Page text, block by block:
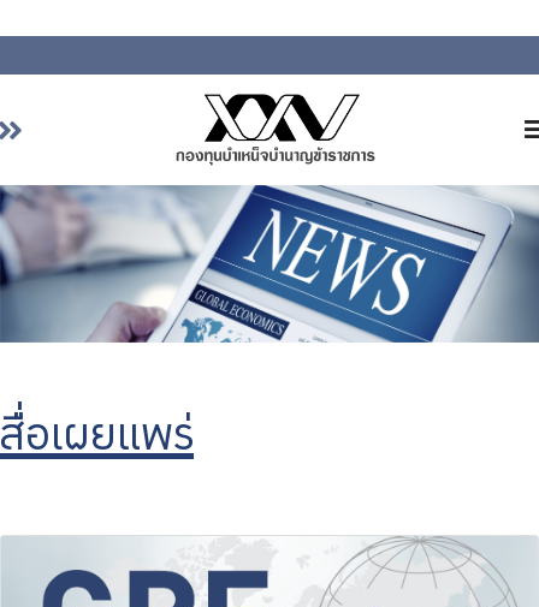
หน้าหลัก
เกี่ยวกับ กบข.
บริการสมาชิก
การบริหารความเสี่ยง
รายงานผลการดำเนินงาน
บริการเจ้าหน้าที่ส่วนราชการ
สื่อเผยแพร่